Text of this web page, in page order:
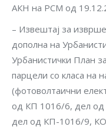
АКН на РСМ од
– Извештај за
дополна на
Урбанистички План
парцели со класа на
(фотоволтаични
од КП 1016/6, дел
дел од КП-1016/9,